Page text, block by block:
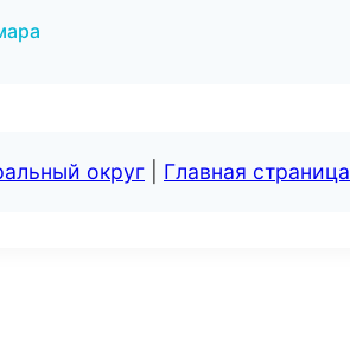
округ Главная страница